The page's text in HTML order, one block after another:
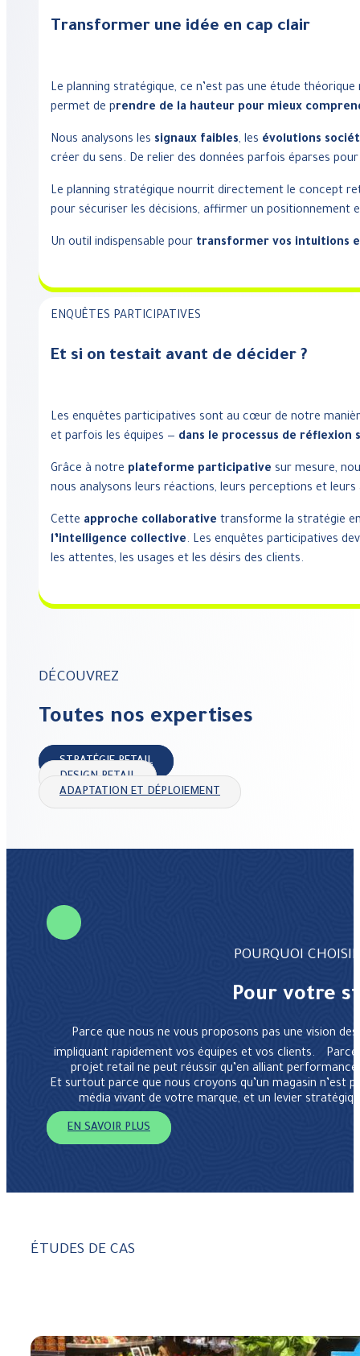
Transformer une idée en cap clair
Le planning stratégique, ce n’est pas une étude
permet de prendre de la hauteur pour mieux
Nous analysons les signaux faibles, les évolutions
créer du sens. De relier des données parfois éparses
Le planning stratégique nourrit directement le concept
pour sécuriser les décisions, affirmer un positionnement
Un outil indispensable pour transformer vos intuitions
ENQUÊTES PARTICIPATIVES
Et si on testait avant de décider ?
Les enquêtes participatives sont au cœur de notre
et parfois les équipes — dans le processus de réflexion
Grâce à notre plateforme participative sur mesure,
nous analysons leurs réactions, leurs perceptions et
Cette approche collaborative transforme la stratégie
l’intelligence collective. Les enquêtes participatives
les attentes, les usages et les désirs des clients.
DÉCOUVREZ
Toutes nos expertises
STRATÉGIE RETAIL
DESIGN RETAIL
ADAPTATION ET DÉPLOIEMENT
POURQUOI
Pour votre
Parce que nous ne vous proposons pas une vision
impliquant rapidement vos équipes et vos clients.
projet retail ne peut réussir qu’en alliant
Et surtout parce que nous croyons qu’un magasin n’est
média vivant de votre marque, et un levier
EN SAVOIR PLUS
ÉTUDES DE CAS